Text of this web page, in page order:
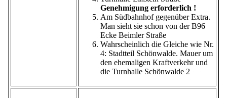
Genehmigung erforderlich !
Am Südbahnhof gegenüber Extra.
Man sieht sie schon von der B96
Ecke Beimler Straße
Wahrscheinlich die Gleiche wie Nr.
4: Stadtteil Schönwalde. Mauer um
den ehemaligen Kraftverkehr und
die Turnhalle Schönwalde 2